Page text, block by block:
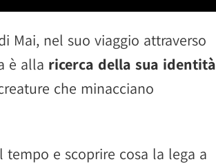
Mai, nel suo viaggio attraverso
è alla ricerca della sua identità
che minacciano
tempo e scoprire cosa la lega a